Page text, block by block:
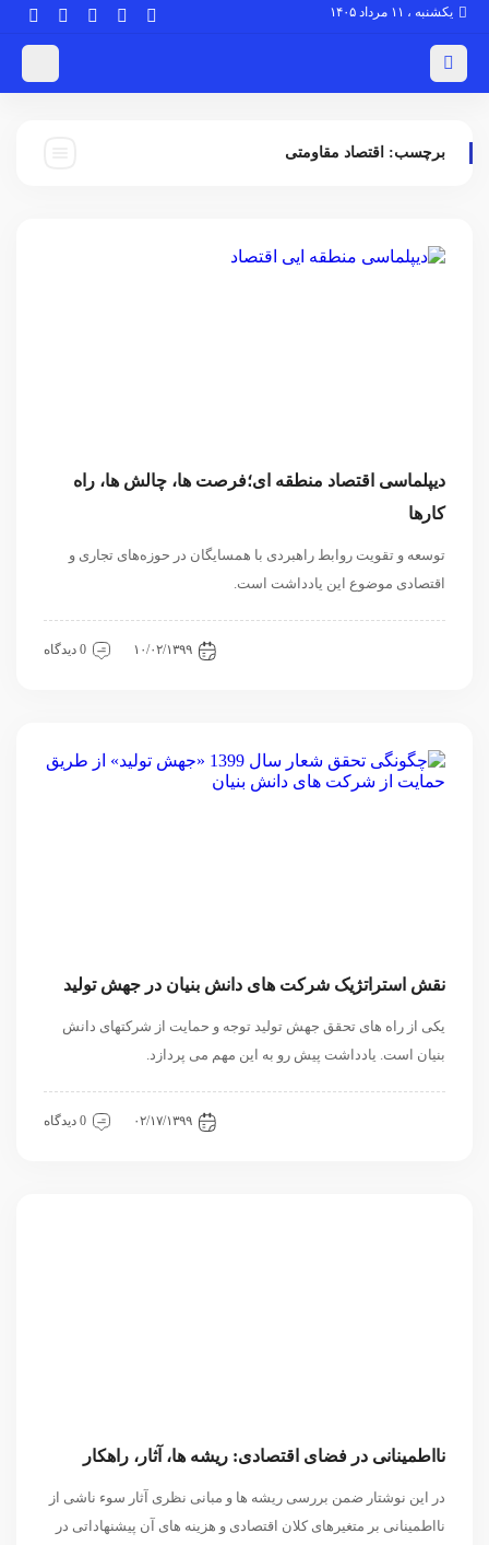
یکشنبه ، ۱۱ مرداد ۱۴۰۵
برچسب: اقتصاد مقاومتی
دیپلماسی اقتصاد منطقه ای؛فرصت ها، چالش ها، راه
کارها
توسعه و تقویت روابط راهبردی با همسایگان در حوزه‌های تجاری و
اقتصادی موضوع این یادداشت است.
۱۰/۰۲/۱۳۹۹ 0 دیدگاه
نقش استراتژیک شرکت های دانش بنیان در جهش تولید
یکی از راه های تحقق جهش تولید توجه و حمایت از شرکتهای دانش
بنیان است. یادداشت پیش رو به این مهم می پردازد.
۰۲/۱۷/۱۳۹۹ 0 دیدگاه
نااطمینانی در فضای اقتصادی: ریشه ها، آثار، راهکار
در این نوشتار ضمن بررسی ریشه ها و مبانی نظری آثار سوء ناشی از
نااطمینانی بر متغیرهای کلان اقتصادی و هزینه های آن پیشنهاداتی در